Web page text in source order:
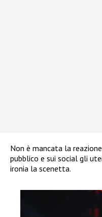
Non è mancata la
pubblico e sui social gli
ironia la scenetta.